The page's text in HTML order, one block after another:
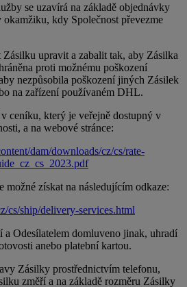
se uzavírá na základě objednávky
okamžiku, kdy Společnost převezme
upravit a zabalit tak, aby Zásilka
proti možnému poškození
nezpůsobila poškození jiných Zásilek
na zařízení používaném DHL.
ceníku, který je veřejně dostupný v
a na webové stránce:
dam/downloads/cz/cs/rate-
možné získat na následujícím odkaze:
cs/ship/delivery-services.html
a Odesílatelem domluveno jinak, uhradí
anebo platební kartou.
Zásilky prostřednictvím telefonu,
změří a na základě rozměru Zásilky